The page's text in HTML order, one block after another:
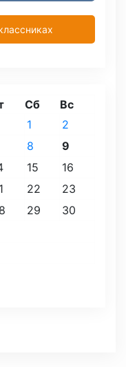
Сб Вс
1
2
8
9
15
16
22
23
29
30